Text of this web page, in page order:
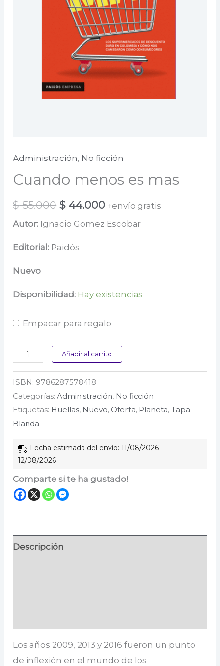
Administración, No ficción
Cuando menos es mas
$55.000 El
precio
original
$ 44.000El
precio
+envío gratis
Autor: Ignacio Gomez Escobar
Editorial: Paidós
Nuevo
Disponibilidad: Hay existencias
Empacar para regalo
Cuando
es
mas
cantidad
Añadir al carrito
ISBN: 9786287578418
Categorías:Administración, No ficción
Etiquetas: Huellas, Nuevo, Oferta, Planeta,Tapa
Blanda
Fecha estimada del envío: 11/08/2026 -
12/08/2026
Comparte si te ha gustado!
Descripción
Los años 2009, 2013 y 2016 fueron un punto
de inflexión en el mundo de los